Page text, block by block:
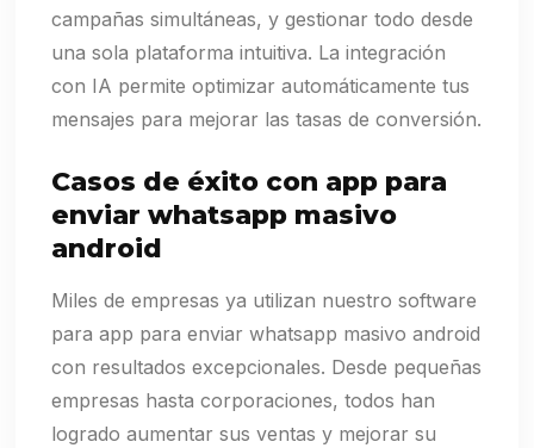
campañas simultáneas, y gestionar todo desde
una sola plataforma intuitiva. La integración
con IA permite optimizar automáticamente tus
mensajes para mejorar las tasas de conversión.
Casos de éxito con app para
enviar whatsapp masivo
android
Miles de empresas ya utilizan nuestro software
para app para enviar whatsapp masivo android
con resultados excepcionales. Desde pequeñas
empresas hasta corporaciones, todos han
logrado aumentar sus ventas y mejorar su